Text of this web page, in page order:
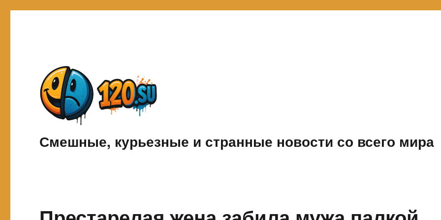
Смешные, курьезные и странные новости со всего мира